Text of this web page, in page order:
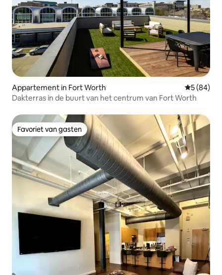
Appartement in Fort Worth
5 (84)
Dakterras in de buurt van het centrum van Fort Worth
Favoriet van gasten
Favoriet van gasten